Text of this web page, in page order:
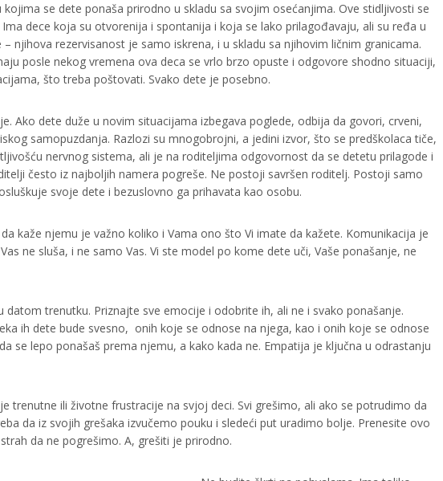
se dete ponaša prirodno u skladu sa svojim osećanjima. Ove stidljivosti se
dece koja su otvorenija i spontanija i koja se lako prilagođavaju, ali su ređa u
njihova rezervisanost je samo iskrena, i u skladu sa njihovim ličnim granicama.
posle nekog vremena ova deca se vrlo brzo opuste i odgovore shodno situaciji,
što treba poštovati. Svako dete je posebno.
Ako dete duže u novim situacijama izbegava poglede, odbija da govori, crveni,
samopuzdanja. Razlozi su mnogobrojni, a jedini izvor, što se predškolaca tiče,
nervnog sistema, ali je na roditeljima odgovornost da se detetu prilagode i
često iz najboljih namera pogreše. Ne postoji savršen roditelj. Postoji samo
svoje dete i bezuslovno ga prihavata kao osobu.
kaže njemu je važno koliko i Vama ono što Vi imate da kažete. Komunikacija je
ne sluša, i ne samo Vas. Vi ste model po kome dete uči, Vaše ponašanje, ne
trenutku. Priznajte sve emocije i odobrite ih, ali ne i svako ponašanje.
ih dete bude svesno, onih koje se odnose na njega, kao i onih koje se odnose
se lepo ponašaš prema njemu, a kako kada ne. Empatija je ključna u odrastanju
trenutne ili životne frustracije na svjoj deci. Svi grešimo, ali ako se potrudimo da
da iz svojih grešaka izvučemo pouku i sledeći put uradimo bolje. Prenesite ovo
da ne pogrešimo. A, grešiti je prirodno.